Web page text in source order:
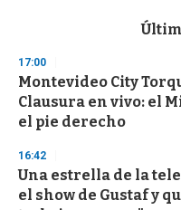
d
s
o
f
3
s
e
c
o
17:00
Montevideo City
Clausura en vivo: el
el pie derecho
16:42
Una estrella de la
el show de Gustaf y